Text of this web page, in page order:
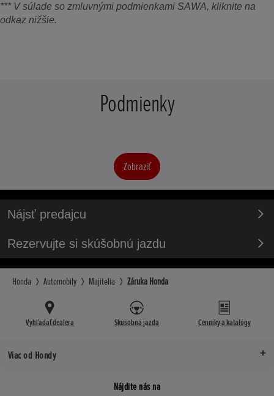
*** V súlade so zmluvnými podmienkami SAWA, kliknite na
odkaz nižšie.
Podmienky
Zobraziť
Nájsť predajcu
Rezervujte si skúšobnú jazdu
Honda Automobily Majitelia Záruka Honda
Vyhľadať dealera Skúšobná jazda Cenníky a katalógy
Viac od Hondy
Nájdite nás na